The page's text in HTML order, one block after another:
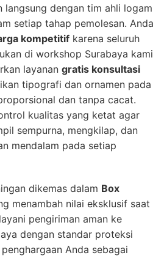
langsung dengan tim ahli logam
setiap tahap pemolesan. Anda
kompetitif karena seluruh
di workshop Surabaya kami
layanan gratis konsultasi
tipografi dan ornamen pada
dan tanpa cacat.
kualitas yang ketat agar
sempurna, mengkilap, dan
mendalam pada setiap
dikemas dalam Box
menambah nilai eksklusif saat
pengiriman aman ke
dengan standar proteksi
Anda sebagai